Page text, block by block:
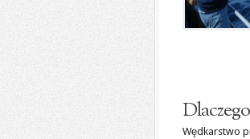
Wędkarstwo